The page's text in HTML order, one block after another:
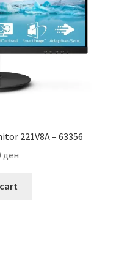
221V8A – 63356
ден